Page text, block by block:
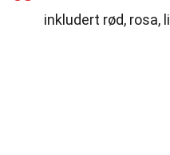
inkludert rød, rosa,